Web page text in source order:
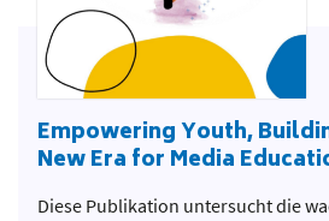
Empowering Youth,
New Era for Media
Diese Publikation untersucht die